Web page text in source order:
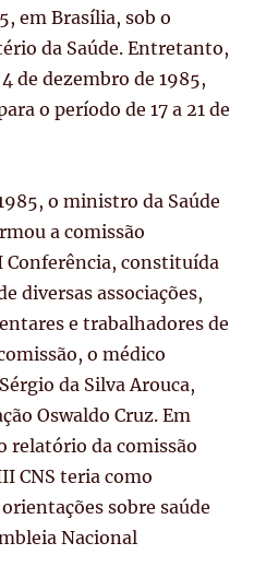
em Brasília, sob o
da Saúde. Entretanto,
de dezembro de 1985,
o período de 17 a 21 de
o ministro da Saúde
a comissão
Conferência, constituída
diversas associações,
e trabalhadores de
o médico
da Silva Arouca,
Oswaldo Cruz. Em
relatório da comissão
CNS teria como
sobre saúde
Nacional